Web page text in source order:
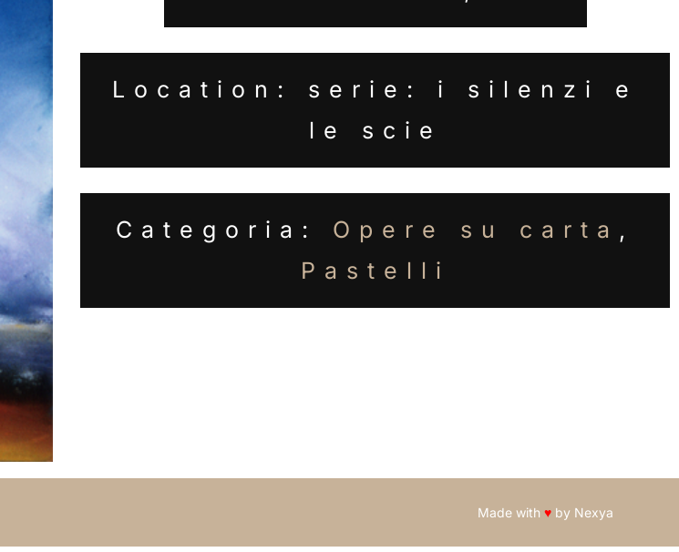
Location: serie: i silenzi e
le scie
Categoria: Opere su carta ,
Pastelli
Made with ♥ by Nexya